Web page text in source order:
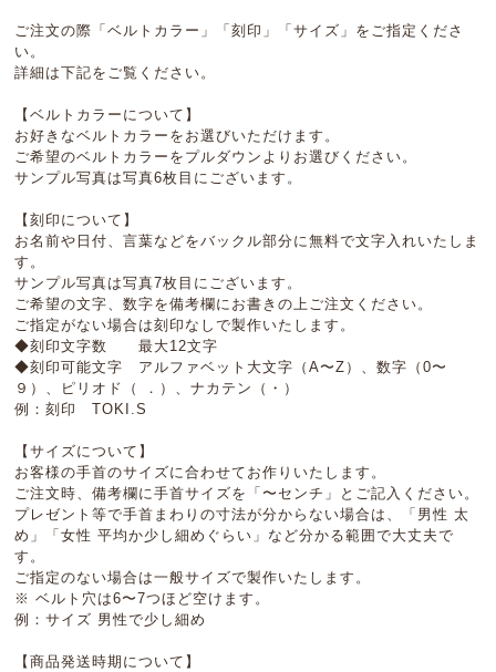
ご注文の際「ベルトカラー」「刻印」「サイズ」をご指定くださ
い。
詳細は下記をご覧ください。
【ベルトカラーについて】
お好きなベルトカラーをお選びいただけます。
ご希望のベルトカラーをプルダウンよりお選びください。
サンプル写真は写真6枚目にございます。
【刻印について】
お名前や日付、言葉などをバックル部分に無料で文字入れいたしま
す。
サンプル写真は写真7枚目にございます。
ご希望の文字、数字を備考欄にお書きの上ご注文ください。
ご指定がない場合は刻印なしで製作いたします。
◆刻印文字数 最大12文字
◆刻印可能文字 アルファベット大文字（A〜Z）、数字（0〜
９）、ピリオド（ ．）、ナカテン（・）
例：刻印 TOKI.S
【サイズについて】
お客様の手首のサイズに合わせてお作りいたします。
ご注文時、備考欄に手首サイズを「〜センチ」とご記入ください。
プレゼント等で手首まわりの寸法が分からない場合は、「男性 太
め」「女性 平均か少し細めぐらい」など分かる範囲で大丈夫で
す。
ご指定のない場合は一般サイズで製作いたします。
※ ベルト穴は6〜7つほど空けます。
例：サイズ 男性で少し細め
【商品発送時期について】